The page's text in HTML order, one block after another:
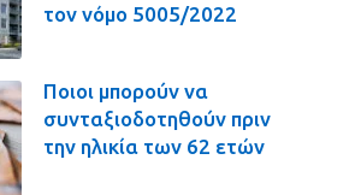
τον νόμο 5005/2022
Ποιοι μπορούν να
συνταξιοδοτηθούν πριν
την ηλικία των 62 ετών